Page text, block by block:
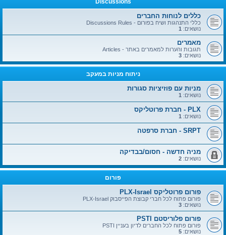
Discussions
כללים לנוחות החברים
כללי התנהגות ושיח בפורום - Discussions Rules
נושאים: 1
מאמרים
תגובות והערות למאמרים באתר - Articles
נושאים: 3
ניתוח מניות במעקב
מניות עם פוזיציות סגורות
נושאים: 1
PLX - חברת פרוטליקס
נושאים: 1
SRPT - חברת סרפטה
מניה חדשה - חסום/בבדיקה
נושאים: 2
פורום
פורום פרוטליקס PLX-Israel
פורום פתוח לכל חברי קבוצת הפייסבוק PLX-Israel
נושאים: 3
פורום פלוריסטם PSTI
פורום פתוח לכל החברים לדיון בעניין PSTI
נושאים: 5